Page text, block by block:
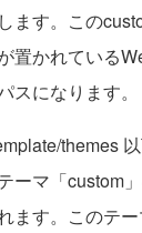
ます。この
置かれている
スになります。
themes
ーマ「custom
ます。このテ